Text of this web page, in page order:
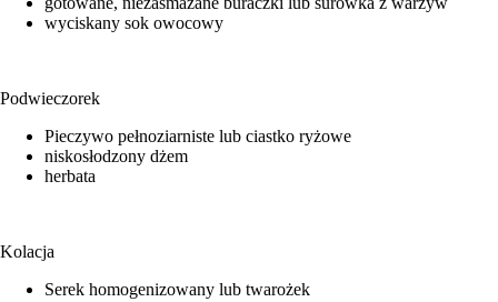
wyciskany sok owocowy
Podwieczorek
Pieczywo pełnoziarniste lub ciastko ryżowe
niskosłodzony dżem
herbata
Kolacja
Serek homogenizowany lub twarożek